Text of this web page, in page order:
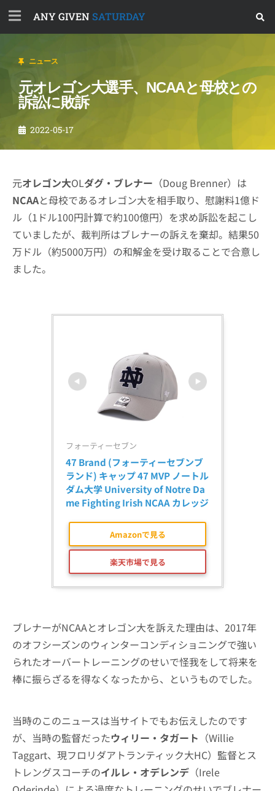
ANY GIVEN SATURDAY
ニュース
元オレゴン大選手、NCAAと母校との
訴訟に敗訴
2022-05-17
元オレゴン大OLダグ・ブレナー （Doug Brenner）は
NCAAと母校であるオレゴン大を相手取り、慰謝料1億ド
ル（1ドル100円計算で約100億円）を求め訴訟を起こし
ていましたが、裁判所はブレナーの訴えを棄却。結果50
万ドル（約5000万円）の和解金を受け取ることで合意し
ました。
フォーティーセブン
47 Brand (フォーティーセブンブ
ランド) キャップ 47 MVP ノートル
ダム大学 University of Notre Da
me Fighting Irish NCAA カレッジ
Amazonで見る
楽天市場で見る
ブレナーがNCAAとオレゴン大を訴えた理由は、2017年
のオフシーズンのウィンターコンディショニングで強い
られたオーバートレーニングのせいで怪我をして将来を
棒に振らざるを得なくなったから、というものでした。
当時のこのニュースは当サイトでもお伝えしたのです
が、当時の監督だったウィリー・タガート （Willie
Taggart、現フロリダアトランティック大HC）監督とス
トレングスコーチのイルレ・オデレンデ （Irele